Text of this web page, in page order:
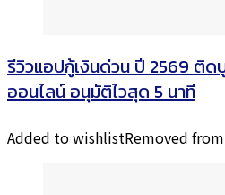
รีวิวแอปกู้เงินด่วน ปี 2569 ติด
ออนไลน์ อนุมัติไวสุด 5 นาที
Added to wishlistRemoved